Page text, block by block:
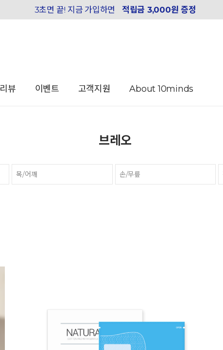
3초면 끝! 지금 가입하면 적립금 3,000원 증정
리뷰 이벤트 고객지원 About 10minds
브레오
목/어깨 손/무릎